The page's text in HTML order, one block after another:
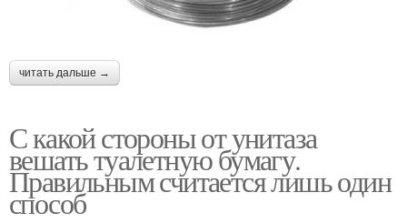
читать дальше →
С какой стороны от унитаза
вешать туалетную бумагу.
Правильным считается лишь один
способ